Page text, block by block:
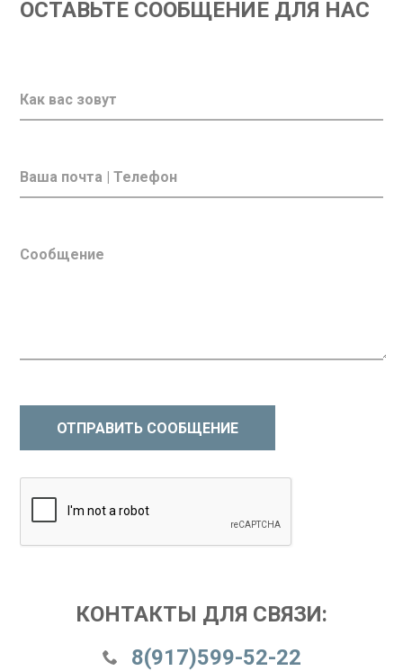
ОСТАВЬТЕ СООБЩЕНИЕ ДЛЯ НАС
ОТПРАВИТЬ СООБЩЕНИЕ
КОНТАКТЫ ДЛЯ СВЯЗИ:
8(917)599-52-22